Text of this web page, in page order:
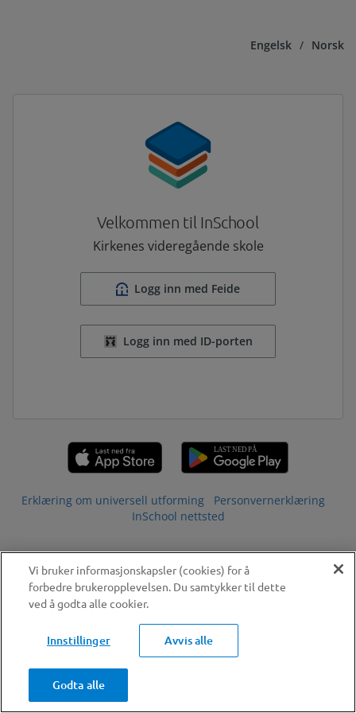
Engelsk / Norsk
Velkommen til InSchool
Kirkenes videregående skole
Logg inn med Feide
Logg inn med ID-porten
Erklæring om universell utforming
Personvernerklæring
InSchool nettsted
Vi bruker informasjonskapsler (cookies) for å
forbedre brukeropplevelsen. Du samtykker til dette
ved å godta alle cookier.
Innstillinger Avvis alle
Godta alle